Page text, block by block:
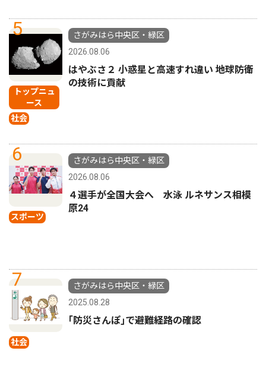
5
トップニュ
ース
社会
さがみはら中央区・緑区
2026.08.06
はやぶさ２ 小惑星と高速すれ違い 地球防衛
の技術に貢献
6
スポーツ
さがみはら中央区・緑区
2026.08.06
４選手が全国大会へ 水泳 ルネサンス相模
原24
7
社会
さがみはら中央区・緑区
2025.08.28
｢防災さんぽ｣で避難経路の確認